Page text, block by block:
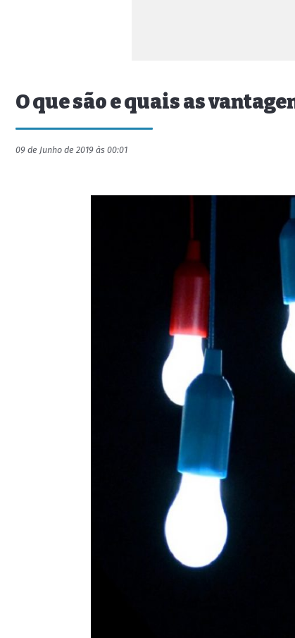
O que são e quais as
09 de Junho de 2019 às 00:01